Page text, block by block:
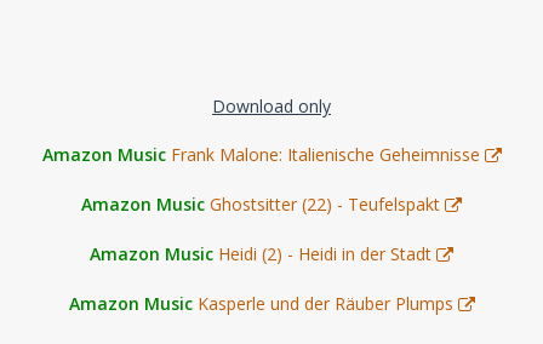
Download only
Amazon Music Frank Malone: Italienische Geheimnisse
Amazon Music Ghostsitter (22) - Teufelspakt
Amazon Music Heidi (2) - Heidi in der Stadt
Amazon Music Kasperle und der Räuber Plumps